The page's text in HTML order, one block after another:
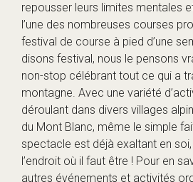
repousser leurs limites mentales
l’une des nombreuses courses
festival de course à pied d’une
disons festival, nous le pensons
non-stop célébrant tout ce qui a
montagne. Avec une variété
déroulant dans divers villages
du Mont Blanc, même le simple
spectacle est déjà exaltant en soi,
l’endroit où il faut être ! Pour en
autres événements et activités